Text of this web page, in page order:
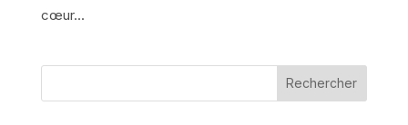
cœur...
Rechercher